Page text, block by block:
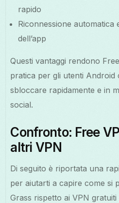
rapido
Riconnessione automatica
dell’app
Questi vantaggi rendono
pratica per gli utenti Android
sbloccare rapidamente e in
social.
Confronto: Free
altri VPN
Di seguito è riportata una
per aiutarti a capire come si
Grass rispetto ai VPN